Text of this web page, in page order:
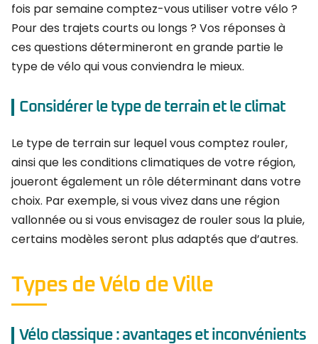
fois par semaine comptez-vous utiliser votre vélo ?
Pour des trajets courts ou longs ? Vos réponses à
ces questions détermineront en grande partie le
type de vélo qui vous conviendra le mieux.
Considérer le type de terrain et le climat
Le type de terrain sur lequel vous comptez rouler,
ainsi que les conditions climatiques de votre région,
joueront également un rôle déterminant dans votre
choix. Par exemple, si vous vivez dans une région
vallonnée ou si vous envisagez de rouler sous la pluie,
certains modèles seront plus adaptés que d’autres.
Types de Vélo de Ville
Vélo classique : avantages et inconvénients